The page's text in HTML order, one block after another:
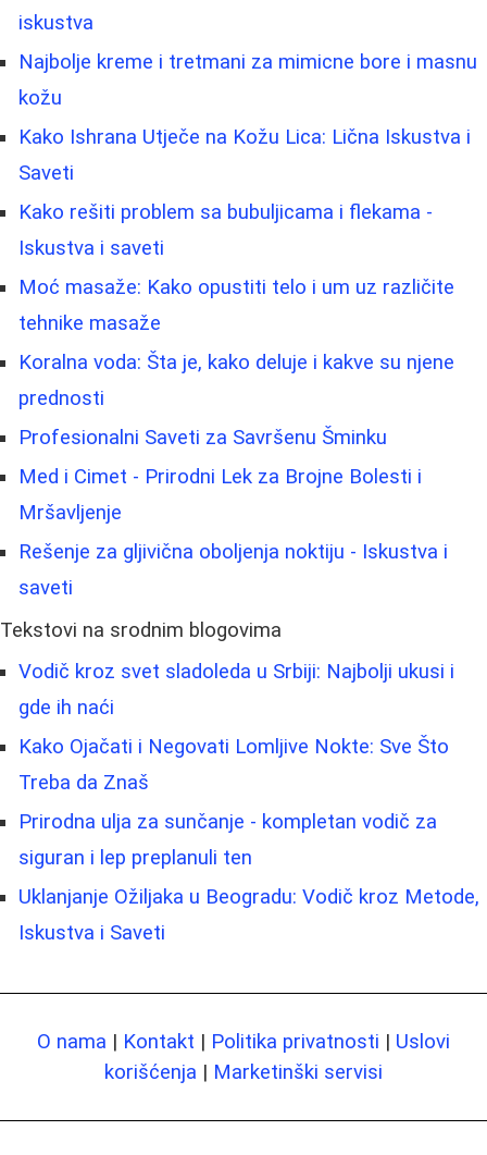
iskustva
Najbolje kreme i tretmani za mimicne bore i masnu
kožu
Kako Ishrana Utječe na Kožu Lica: Lična Iskustva i
Saveti
Kako rešiti problem sa bubuljicama i flekama -
Iskustva i saveti
Moć masaže: Kako opustiti telo i um uz različite
tehnike masaže
Koralna voda: Šta je, kako deluje i kakve su njene
prednosti
Profesionalni Saveti za Savršenu Šminku
Med i Cimet - Prirodni Lek za Brojne Bolesti i
Mršavljenje
Rešenje za gljivična oboljenja noktiju - Iskustva i
saveti
Tekstovi na srodnim blogovima
Vodič kroz svet sladoleda u Srbiji: Najbolji ukusi i
gde ih naći
Kako Ojačati i Negovati Lomljive Nokte: Sve Što
Treba da Znaš
Prirodna ulja za sunčanje - kompletan vodič za
siguran i lep preplanuli ten
Uklanjanje Ožiljaka u Beogradu: Vodič kroz Metode,
Iskustva i Saveti
O nama | Kontakt | Politika privatnosti | Uslovi
korišćenja | Marketinški servisi